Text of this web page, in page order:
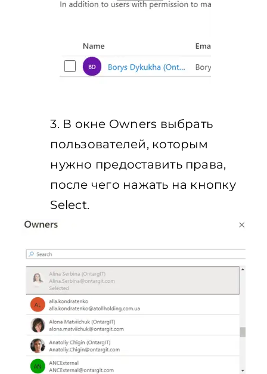
3. В окне Owners выбрать
пользователей, которым
нужно предоставить права,
после чего нажать на кнопку
Select.